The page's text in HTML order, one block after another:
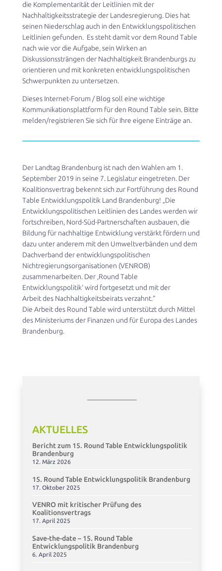
AKTUELLES
Bericht zum 15. Round Table Entwicklungspolitik
Brandenburg
12. März 2026
15. Round Table Entwicklungspolitik Brandenburg
17. Oktober 2025
VENRO mit kritischer Prüfung des
Koalitionsvertrags
17. April 2025
Save-the-date – 15. Round Table
Entwicklungspolitik Brandenburg
6. April 2025
die Komplementarität der Leitlinien mit der
Nachhaltigkeitsstrategie der Landesregierung. Dies hat
seinen Niederschlag auch in den Entwicklungspolitischen
Leitlinien gefunden. Es steht damit vor dem Round Table
nach wie vor die Aufgabe, sein Wirken an
Diskussionssträngen der Nachhaltigkeit Brandenburgs zu
orientieren und mit konkreten entwicklungspolitischen
Schwerpunkten zu untersetzen.
Dieses Internet-Forum / Blog soll eine wichtige
Kommunikationsplattform für den Round Table sein. Bitte
melden/registrieren Sie sich für Ihre eigene Einträge an.
Der Landtag Brandenburg ist nach den Wahlen am 1.
September 2019 in seine 7. Legislatur eingetreten. Der
Koalitionsvertrag bekennt sich zur Fortführung des Round
Table Entwicklungspolitik Land Brandenburg! „Die
Entwicklungspolitischen Leitlinien des Landes werden wir
fortschreiben, Nord-Süd-Partnerschaften ausbauen, die
Bildung für nachhaltige Entwicklung verstärkt fördern und
dazu unter anderem mit den Umweltverbänden und dem
Dachverband der entwicklungspolitischen
Nichtregierungsorganisationen (VENROB)
zusammenarbeiten. Der ,Round Table
Entwicklungspolitik‘ wird fortgesetzt und mit der
Arbeit des Nachhaltigkeitsbeirats verzahnt.“
Die Arbeit des Round Table wird unterstützt durch Mittel
des Ministeriums der Finanzen und für Europa des Landes
Brandenburg.